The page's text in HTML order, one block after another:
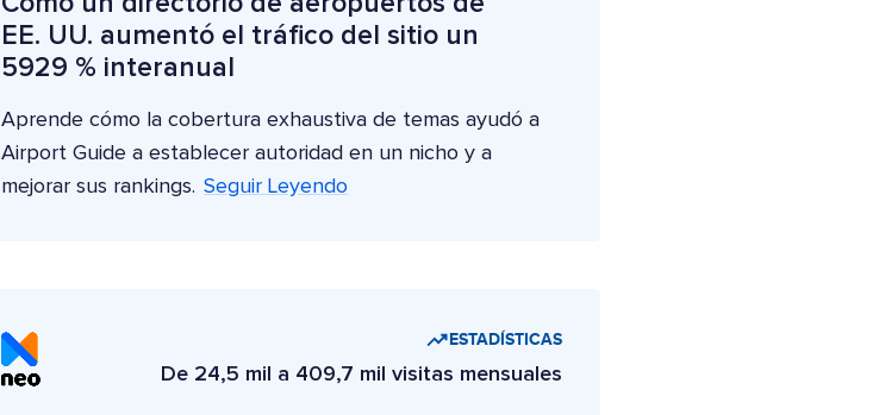
EE. UU. aumentó el tráfico del sitio un
5929 % interanual
Aprende cómo la cobertura exhaustiva de temas ayudó a
Airport Guide a establecer autoridad en un nicho y a
mejorar sus rankings. Seguir Leyendo
ESTADÍSTICAS
De 24,5 mil a 409,7 mil visitas mensuales